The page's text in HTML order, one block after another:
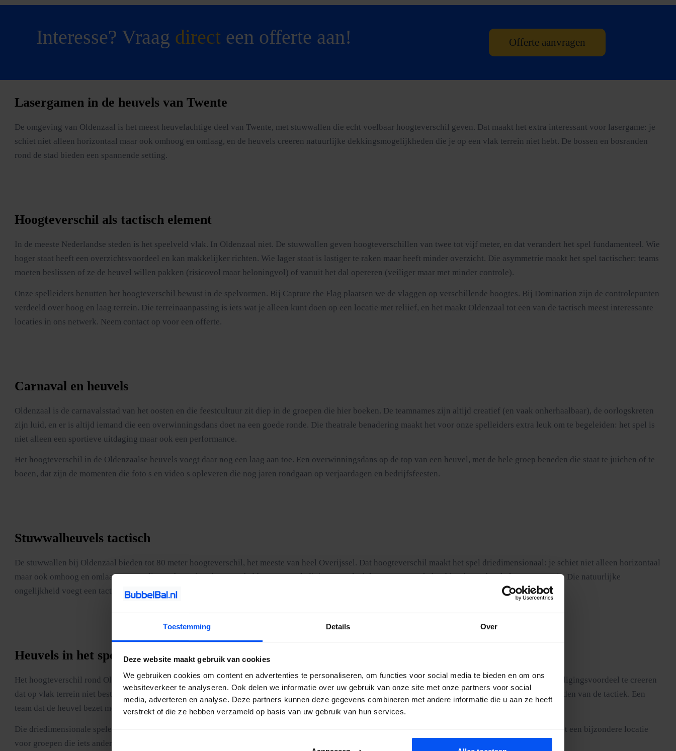
Toestemming Details Over
Deze website maakt gebruik van cookies
We gebruiken cookies om content en advertenties te personaliseren, om functies voor social media te bieden en om ons
websiteverkeer te analyseren. Ook delen we informatie over uw gebruik van onze site met onze partners voor social
media, adverteren en analyse. Deze partners kunnen deze gegevens combineren met andere informatie die u aan ze heeft
verstrekt of die ze hebben verzameld op basis van uw gebruik van hun services.
Interesse? Vraag direct een offerte aan! Offerte aanvragen
Lasergamen in de heuvels van Twente
De omgeving van Oldenzaal is het meest heuvelachtige deel van Twente, met stuwwallen die echt voelbaar hoogteverschil geven. Dat maakt het extra interessant voor lasergame: je
schiet niet alleen horizontaal maar ook omhoog en omlaag, en de heuvels creeren natuurlijke dekkingsmogelijkheden die je op een vlak terrein niet hebt. De bossen en bosranden
rond de stad bieden een spannende setting.
Hoogteverschil als tactisch element
In de meeste Nederlandse steden is het speelveld vlak. In Oldenzaal niet. De stuwwallen geven hoogteverschillen van twee tot vijf meter, en dat verandert het spel fundamenteel. Wie
hoger staat heeft een overzichtsvoordeel en kan makkelijker richten. Wie lager staat is lastiger te raken maar heeft minder overzicht. Die asymmetrie maakt het spel tactischer: teams
moeten beslissen of ze de heuvel willen pakken (risicovol maar beloningvol) of vanuit het dal opereren (veiliger maar met minder controle).
Onze spelleiders benutten het hoogteverschil bewust in de spelvormen. Bij Capture the Flag plaatsen we de vlaggen op verschillende hoogtes. Bij Domination zijn de controlepunten
verdeeld over hoog en laag terrein. Die terreinaanpassing is iets wat je alleen kunt doen op een locatie met reliief, en het maakt Oldenzaal tot een van de tactisch meest interessante
locaties in ons netwerk. Neem contact op voor een offerte.
Carnaval en heuvels
Oldenzaal is de carnavalsstad van het oosten en die feestcultuur zit diep in de groepen die hier boeken. De teamnames zijn altijd creatief (en vaak onherhaalbaar), de oorlogskreten
zijn luid, en er is altijd iemand die een overwinningsdans doet na een goede ronde. Die theatrale benadering maakt het voor onze spelleiders extra leuk om te begeleiden: het spel is
niet alleen een sportieve uitdaging maar ook een performance.
Het hoogteverschil in de Oldenzaalse heuvels voegt daar nog een laag aan toe. Een overwinningsdans op de top van een heuvel, met de hele groep beneden die staat te juichen of te
boeen, dat zijn de momenten die foto s en video s opleveren die nog jaren rondgaan op verjaardagen en bedrijfsfeesten.
Stuwwalheuvels tactisch
De stuwwallen bij Oldenzaal bieden tot 80 meter hoogteverschil, het meeste van heel Overijssel. Dat hoogteverschil maakt het spel driedimensionaal: je schiet niet alleen horizontaal
maar ook omhoog en omlaag. Teams die een heuveltop bezetten hebben een verdedigingsvoordeel dat met geen enkel opblaasbaar obstakel te evenaren is. Die natuurlijke
ongelijkheid voegt een tactische laag toe die het spel onvoorspelbaarder maakt.
Heuvels in het spel
Het hoogteverschil rond Oldenzaal is niet dramatisch maar het is genoeg om het spel te veranderen. Een heuveltop van drie meter is genoeg om een verdedigingsvoordeel te creeren
dat op vlak terrein niet bestaat. Wij bouwen het speelveld bewust op locaties met hoogteverschil en plaatsen de obstakels zo dat de heuvels onderdeel worden van de tactiek. Een
team dat de heuvel bezet moet die verdedigen, een team dat van beneden aanvalt moet creatiever zijn.
Die driedimensionale spelervaring is in Nederland zeldzaam. Buiten Limburg en het stuwwalgebied van Twente is het land vlak, en dat maakt Oldenzaal tot een bijzondere locatie
voor groepen die iets anders willen dan een standaard parksessie. Neem contact op voor een offerte.